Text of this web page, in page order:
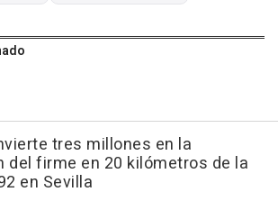
tres millones en la
del firme en 20 kilómetros de la
en Sevilla